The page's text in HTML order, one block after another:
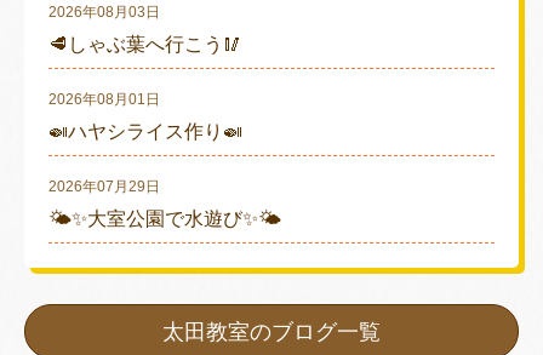
2026年08月03日
🥩しゃぶ葉へ行こう🥢
2026年08月01日
🍛ハヤシライス作り🍛
2026年07月29日
🌤✨大室公園で水遊び✨🌤
太田教室のブログ一覧